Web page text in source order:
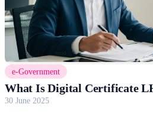
e-Government
What Is Digital Certificate
30 June 2025